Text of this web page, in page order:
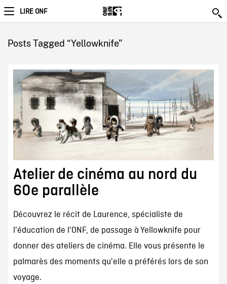
LIRE ONF
Posts Tagged “Yellowknife”
Atelier de cinéma au nord du
60e parallèle
Découvrez le récit de Laurence, spécialiste de
l'éducation de l'ONF, de passage à Yellowknife pour
donner des ateliers de cinéma. Elle vous présente le
palmarès des moments qu'elle a préférés lors de son
voyage.